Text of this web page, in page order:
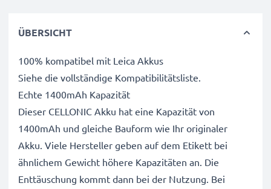
ÜBERSICHT
100% kompatibel mit Leica Akkus
Siehe die vollständige Kompatibilitätsliste.
Echte 1400mAh Kapazität
Dieser CELLONIC Akku hat eine Kapazität von
1400mAh und gleiche Bauform wie Ihr originaler
Akku. Viele Hersteller geben auf dem Etikett bei
ähnlichem Gewicht höhere Kapazitäten an. Die
Enttäuschung kommt dann bei der Nutzung. Bei